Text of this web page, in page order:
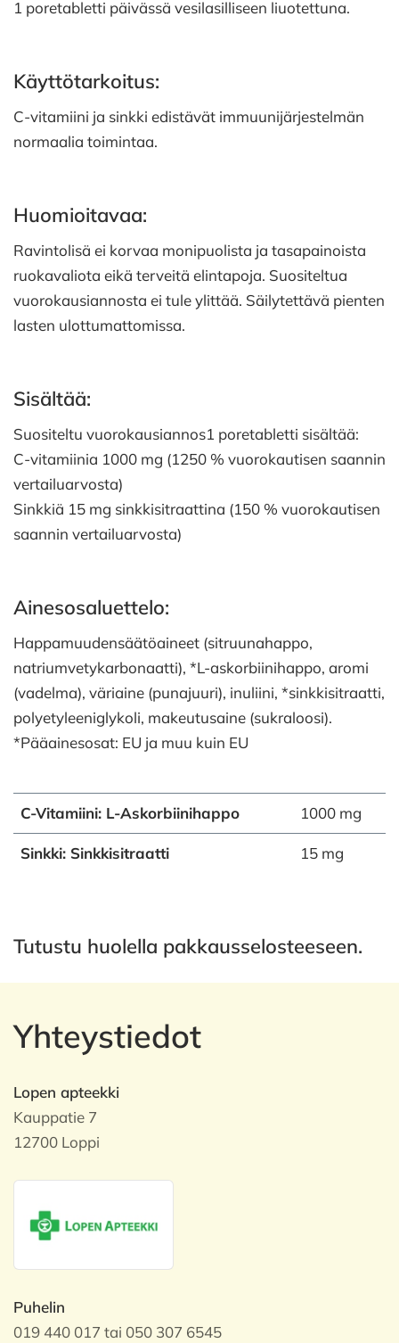
1 poretabletti päivässä vesilasilliseen liuotettuna.
Käyttötarkoitus:
C-vitamiini ja sinkki edistävät immuunijärjestelmän
normaalia toimintaa.
Huomioitavaa:
Ravintolisä ei korvaa monipuolista ja tasapainoista
ruokavaliota eikä terveitä elintapoja. Suositeltua
vuorokausiannosta ei tule ylittää. Säilytettävä pienten
lasten ulottumattomissa.
Sisältää:
Suositeltu vuorokausiannos1 poretabletti sisältää:
C-vitamiinia 1000 mg (1250 % vuorokautisen saannin
vertailuarvosta)
Sinkkiä 15 mg sinkkisitraattina (150 % vuorokautisen
saannin vertailuarvosta)
Ainesosaluettelo:
Happamuudensäätöaineet (sitruunahappo,
natriumvetykarbonaatti), *L-askorbiinihappo, aromi
(vadelma), väriaine (punajuuri), inuliini, *sinkkisitraatti,
polyetyleeniglykoli, makeutusaine (sukraloosi).
*Pääainesosat: EU ja muu kuin EU
C-Vitamiini: L-Askorbiinihappo 1000 mg
Sinkki: Sinkkisitraatti 15 mg
Tutustu huolella pakkausselosteeseen.
Yhteystiedot
Lopen apteekki
Kauppatie 7
12700 Loppi
Puhelin
019 440 017 tai 050 307 6545